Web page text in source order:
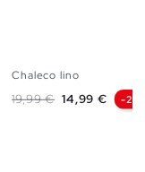
Chaleco lino
Precio base
19,99 € Precio
14,99 € -